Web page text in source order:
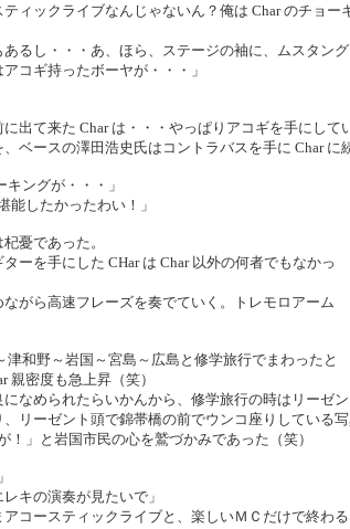
ティックライブなんじゃないん？俺は Char のチョー
あるし・・・あ、ほら、ステージの袖に、ムスタン
コギ持ったボーヤが・・・」
出て来た Char は・・・やっぱりアコギを手にして
ベースの澤田浩史氏はコントラバスを手に Char に
キングが・・・」
能したかったわい！」
憂であった。
ーを手にした CHar は Char 以外の何者でもなかっ
がら高速フレーズを奏でていく。トレモロアーム
津和野～岩国～宮島～広島と修学旅行でまわったと
親密度も急上昇（笑）
になめられたらいかんから、修学旅行の時はリーゼ
リーゼント頭で錦帯橋の前でウンコ座りしている
！」と岩国市民の心を鷲づかみであった（笑）
キの演奏が見たいで」
コースティックライブと、楽しいＭＣだけで終わ